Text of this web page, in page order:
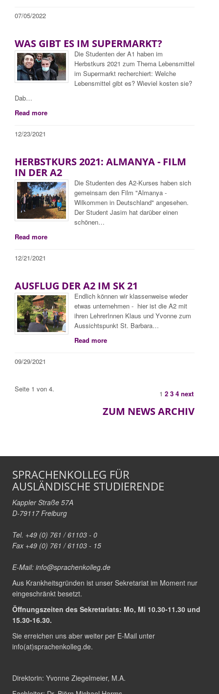
07/05/2022
WAS GIBT ES IM SUPERMARKT?
Die Studenten der A1 haben im
Herbstkurs 2021 zum Thema Lebensmittel
im Supermarkt recherchiert: Welche
Lebensmittel gibt es? Wieviel kosten sie?
Dab…
Read more
12/23/2021
HERBSTKURS 2021: ALMANYA - FILM
IN DER A2
Die Studenten des A2-Kurses haben sich
gemeinsam den Film "Almanya -
Wilkommen in Deutschland" angesehen.
Der Student Jasim hat darüber einen
schönen…
Read more
12/21/2021
AUSFLUG DER A2 IM SK 21
Endlich können wir klassenweise wieder
etwas unternehmen - hier ist die A2 mit
ihren LehrerInnen Klaus und Yvonne zum
Aussichtspunkt St. Barbara…
Read more
09/29/2021
Seite 1 von 4.
1 2 3 4 next
ZUM NEWS ARCHIV
SPRACHENKOLLEG FÜR
AUSLÄNDISCHE STUDIERENDE
Kappler Straße 57A
D-79117 Freiburg
Tel. +49 (0) 761 / 61103 - 0
Fax +49 (0) 761 / 61103 - 15
E-Mail: info@sprachenkolleg.de
Aus Krankheitsgründen ist unser Sekretariat im Moment nur
eingeschränkt besetzt.
Öffnungszeiten des Sekretariats: Mo, Mi 10.30-11.30 und
15.30-16.30.
Sie erreichen uns aber weiter per E-Mail unter
info(at)sprachenkolleg.de.
Direktorin: Yvonne Ziegelmeier, M.A.